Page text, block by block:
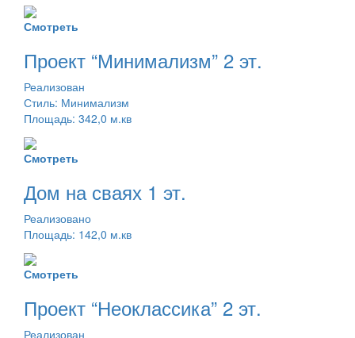
Смотреть
Проект “Минимализм” 2 эт.
Реализован
Стиль: Минимализм
Площадь: 342,0 м.кв
Смотреть
Дом на сваях 1 эт.
Реализовано
Площадь: 142,0 м.кв
Смотреть
Проект “Неоклассика” 2 эт.
Реализован